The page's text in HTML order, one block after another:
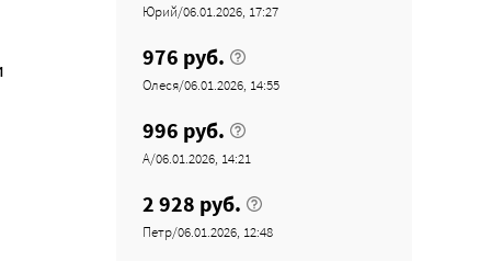
Юрий/06.01.2026, 17:27
976 руб.
Олеся/06.01.2026, 14:55
996 руб.
А/06.01.2026, 14:21
2 928 руб.
Петр/06.01.2026, 12:48